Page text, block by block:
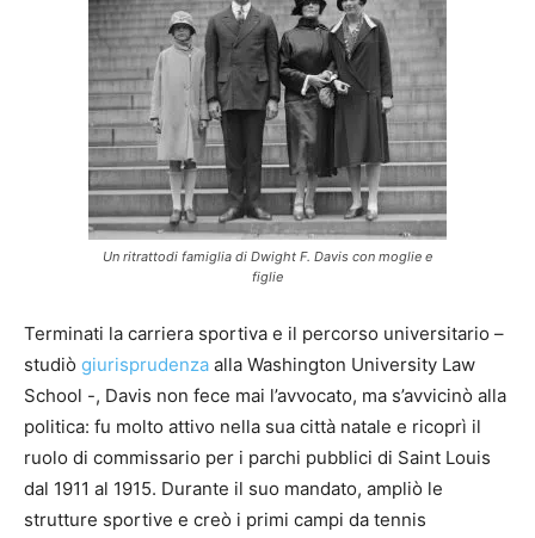
Un ritrattodi famiglia di Dwight F. Davis con moglie e
figlie
Terminati la carriera sportiva e il percorso universitario –
studiò giurisprudenza alla Washington University Law
School -, Davis non fece mai l’avvocato, ma s’avvicinò alla
politica: fu molto attivo nella sua città natale e ricoprì il
ruolo di commissario per i parchi pubblici di Saint Louis
dal 1911 al 1915. Durante il suo mandato, ampliò le
strutture sportive e creò i primi campi da tennis